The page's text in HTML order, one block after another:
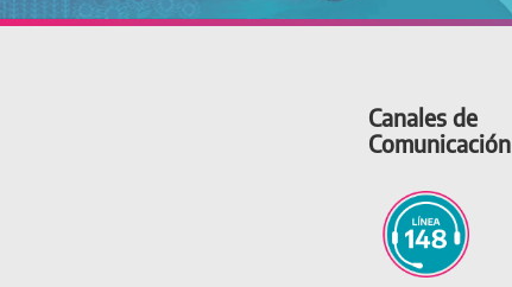
Canales de
Comunicación